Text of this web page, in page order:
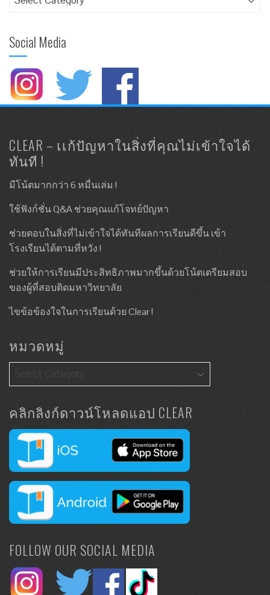
Social Media
CLEAR – เเก้ปัญหาในสิ่งที่คุณไม่เข้าใจได้
ทันที !
มีโน้ตมากกว่า 6 หมื่นเล่ม !
ใช้ฟังก์ชั่น Q&A ช่วยคุณแก้โจทย์ปัญหา
ช่วยตอบในสิ่งที่ไม่เข้าใจได้ทันทีผลการเรียนดีขึ้น เข้า
โรงเรียนได้ตามที่หวัง !
ช่วยให้การเรียนมีประสิทธิภาพมากขึ้นด้วยโน้ตเตรียมสอบ
ของผู้ที่สอบติดมหาวิทยาลัย
ไขข้อข้องใจในการเรียนด้วย Clear !
หมวดหมู่
คลิกลิงก์ดาวน์โหลดแอป CLEAR
FOLLOW OUR SOCIAL MEDIA